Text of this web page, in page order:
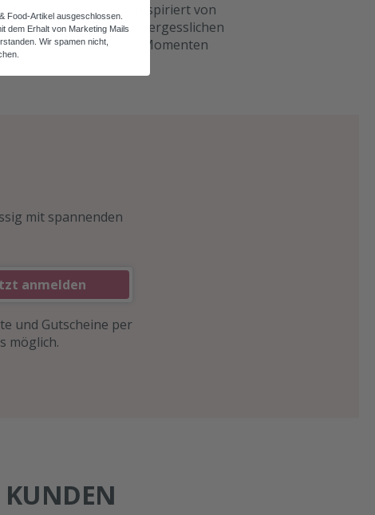
+10
Inspiriert von
unvergesslichen
Momenten
mit spannenden
anmelden
und Gutscheine per
möglich.
KUNDEN
Food-Artikel ausgeschlossen.
dem Erhalt von Marketing Mails
Wir spamen nicht,